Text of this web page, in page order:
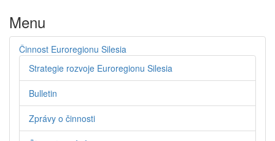
Menu
Činnost Euroregionu Silesia
Strategie rozvoje Euroregionu Silesia
Bulletin
Zprávy o činnosti